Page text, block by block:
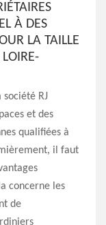
À DES
LA TAILLE
RJ
et des
qualifiées à
il faut
concerne les
de